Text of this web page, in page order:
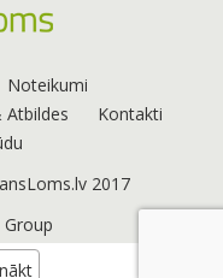
Noteikumi
Atbildes
Kontakti
2017
Group